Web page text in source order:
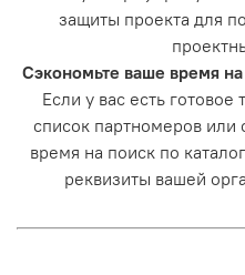
защиты проекта для
Сэкономьте ваше время
Если у вас есть
список партномеров или
время на поиск по
реквизиты вашей